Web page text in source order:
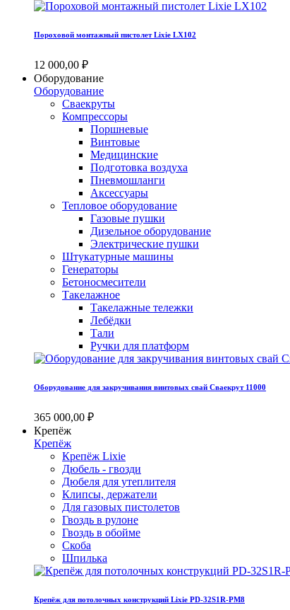
Пороховой монтажный пистолет Lixie LX102
12 000,00 ₽
Оборудование
Оборудование
Сваекруты
Компрессоры
Поршневые
Винтовые
Медицинские
Подготовка воздуха
Пневмошланги
Аксессуары
Тепловое оборудование
Газовые пушки
Дизельное оборудование
Электрические пушки
Штукатурные машины
Генераторы
Бетоносмесители
Такелажное
Такелажные тележки
Лебёдки
Тали
Ручки для платформ
Оборудование для закручивания винтовых свай Сваекрут 11000
365 000,00 ₽
Крепёж
Крепёж
Крепёж Lixie
Дюбель - гвозди
Дюбеля для утеплителя
Клипсы, держатели
Для газовых пистолетов
Гвоздь в рулоне
Гвоздь в обойме
Скоба
Шпилька
Крепёж для потолочных конструкций Lixie PD-32S1R-PM8